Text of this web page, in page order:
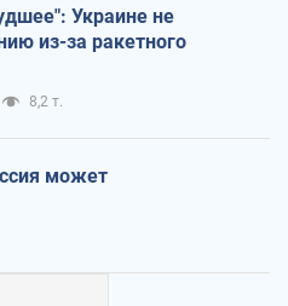
Украине не
из-за ракетного
8,2 т.
может